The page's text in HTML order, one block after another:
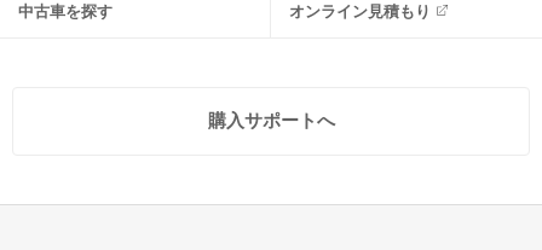
中古車を探す オンライン見積もり
購入サポートへ